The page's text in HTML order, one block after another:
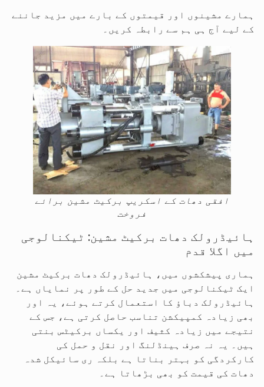
ہمارے مشینوں اور قیمتوں کے بارے میں مزید جاننے
کے لیے آج ہی ہم سے رابطہ کریں۔
افقی دھات کے اسکریپ برکیٹ مشین برائے
فروخت
ہائیڈرولک دھات برکیٹ مشین: ٹیکنالوجی
میں اگلا قدم
ہماری پیشکشوں میں، ہائیڈرولک دھات برکیٹ مشین
ایک ٹیکنالوجی میں جدید حل کے طور پر نمایاں ہے۔
ہائیڈرولک دباؤ کا استعمال کرتے ہوئے، یہ اور
بھی زیادہ کمپیکشن تناسب حاصل کرتی ہے، جس کے
نتیجے میں زیادہ کثیف اور یکساں برکیٹس بنتی
ہیں۔ یہ نہ صرف ہینڈلنگ اور نقل و حمل کی
کارکردگی کو بہتر بناتا ہے بلکہ ری سائیکل شدہ
دھات کی قیمت کو بھی بڑھاتا ہے۔